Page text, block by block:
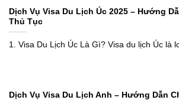
Dịch Vụ Visa Du Lịch Úc 2025 – Hướng
Thủ Tục
1. Visa Du Lịch Úc Là Gì? Visa du lịch Úc là
Dịch Vụ Visa Du Lịch Anh – Hướng Dẫn